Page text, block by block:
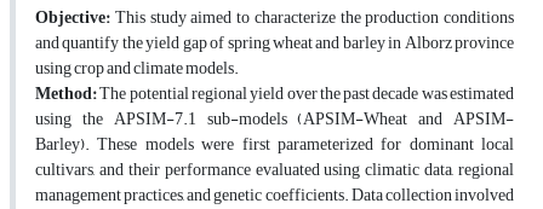
Objective:This study aimed to characterize the production conditions
and quantify the yield gap of spring wheat and barley in Alborz province
using crop and climate models.
Method:The potential regional yield over the past decade was estimated
using the APSIM-7.1 sub-models (APSIM-Wheat and APSIM-
Barley). These models were first parameterized for dominant local
cultivars, and their performance evaluated using climatic data, regional
management practices, and genetic coefficients. Data collection involved